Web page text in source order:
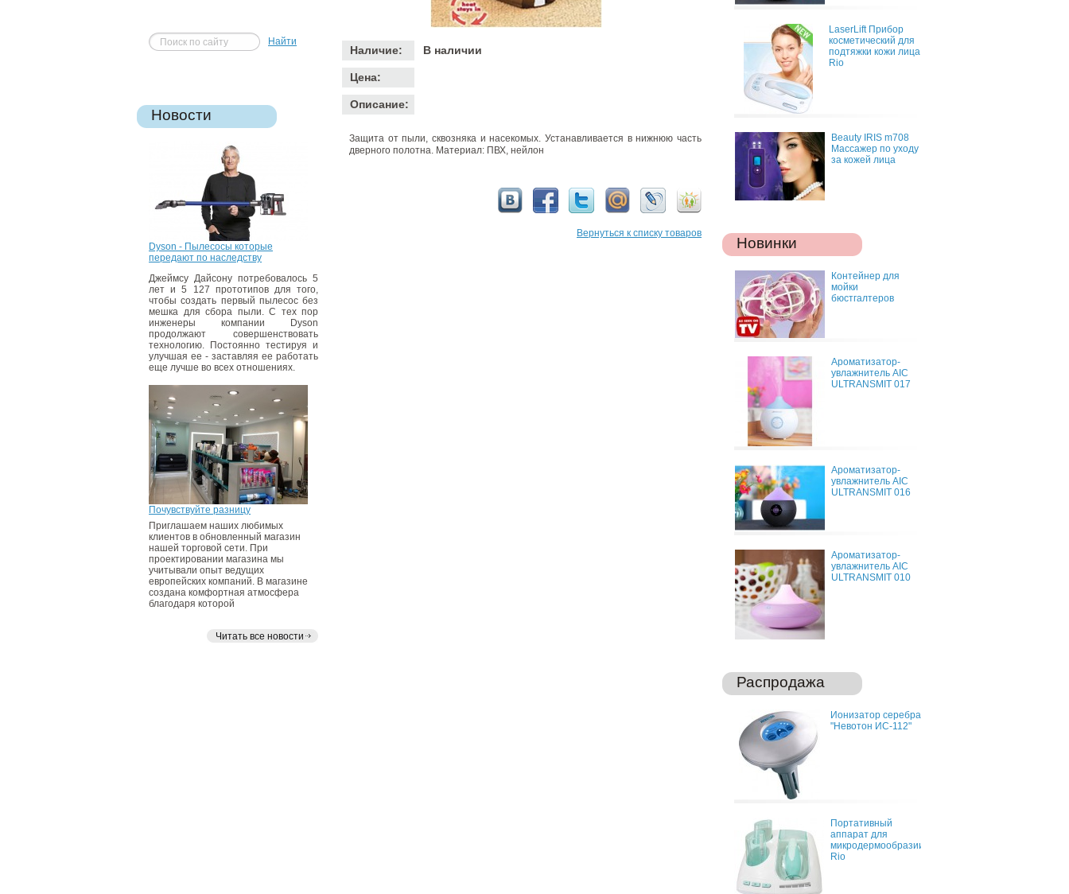
Наличие: В наличии
Цена:
Описание:
Защита от пыли, сквозняка и насекомых. Устанавливается в нижнюю часть
дверного полотна. Материал: ПВХ, нейлон
Вернуться к списку товаров
Найти
Новости
Dyson - Пылесосы которые
передают по наследству
Джеймсу Дайсону потребовалось 5
лет и 5 127 прототипов для того,
чтобы создать первый пылесос без
мешка для сбора пыли. С тех пор
инженеры компании Dyson
продолжают совершенствовать
технологию. Постоянно тестируя и
улучшая ее - заставляя ее работать
еще лучше во всех отношениях.
Почувствуйте разницу
Приглашаем наших любимых
клиентов в обновленный магазин
нашей торговой сети. При
проектировании магазина мы
учитывали опыт ведущих
европейских компаний. В магазине
создана комфортная атмосфера
благодаря которой
Читать все новости
LaserLift Прибор
косметический для
подтяжки кожи лица
Rio
Beauty IRIS m708
Массажер по уходу
за кожей лица
Новинки
Контейнер для
мойки
бюстгалтеров
Ароматизатор-
увлажнитель AIC
ULTRANSMIT 017
Ароматизатор-
увлажнитель AIC
ULTRANSMIT 016
Ароматизатор-
увлажнитель AIC
ULTRANSMIT 010
Распродажа
Ионизатор серебра
"Невотон ИС-112"
Портативный
аппарат для
микродермообразии
Rio